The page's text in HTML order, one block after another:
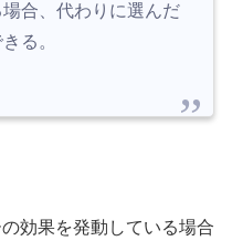
合、代わりに選んだ
る。
効果を発動している場合